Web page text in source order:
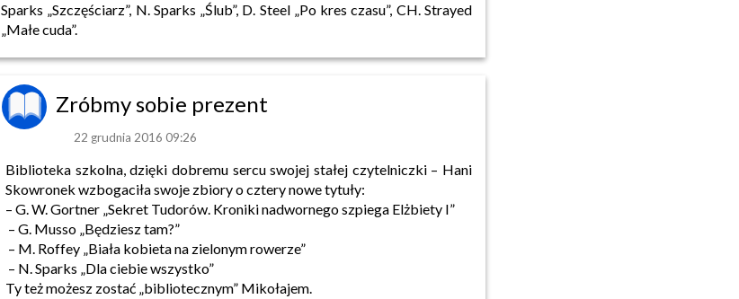
Sparks „Szczęściarz”, N. Sparks „Ślub”, D. Steel „Po kres czasu”, CH. Strayed
„Małe cuda”.
Zróbmy sobie prezent
22 grudnia 2016 09:26
Biblioteka szkolna, dzięki dobremu sercu swojej stałej czytelniczki – Hani
Skowronek wzbogaciła swoje zbiory o cztery nowe tytuły:
– G. W. Gortner „Sekret Tudorów. Kroniki nadwornego szpiega Elżbiety I”
– G. Musso „Będziesz tam?”
– M. Roffey „Biała kobieta na zielonym rowerze”
– N. Sparks „Dla ciebie wszystko”
Ty też możesz zostać „bibliotecznym” Mikołajem.